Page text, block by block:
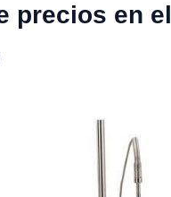
precios en el